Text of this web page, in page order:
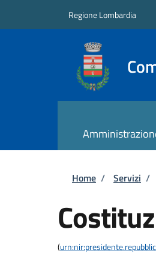
Regione Lombardia
Briciole
Home / Servizi /
(